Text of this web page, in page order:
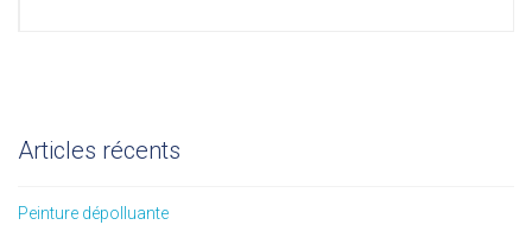
Articles récents
Peinture dépolluante